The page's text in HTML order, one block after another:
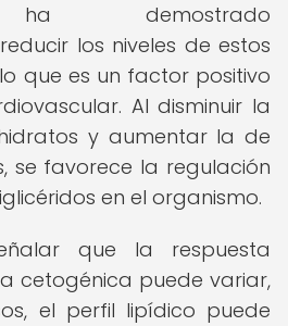
ha demostrado
los niveles de estos
que es un factor positivo
Al disminuir la
y aumentar la de
se favorece la regulación
en el organismo.
que la respuesta
cetogénica puede variar,
el perfil lipídico puede